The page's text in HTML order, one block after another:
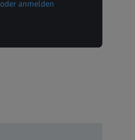
oder anmelden